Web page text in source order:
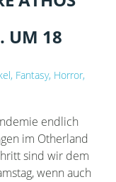
UM 18
Fantasy, Horror,
endlich
im Otherland
sind wir dem
wenn auch